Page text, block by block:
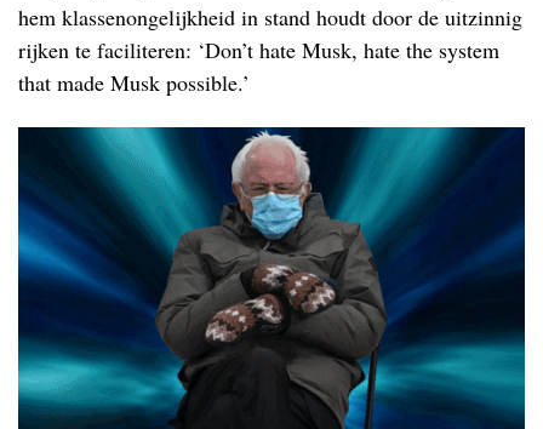
hem klassenongelijkheid in stand houdt door de uitzinnig
rijken te faciliteren: ‘Don’t hate Musk, hate the system
that made Musk possible.’